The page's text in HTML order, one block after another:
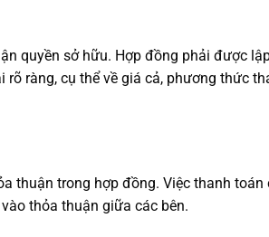
quyền sở hữu. Hợp đồng phải được
ràng, cụ thể về giá cả, phương thức
thuận trong hợp đồng. Việc thanh toán
thỏa thuận giữa các bên.